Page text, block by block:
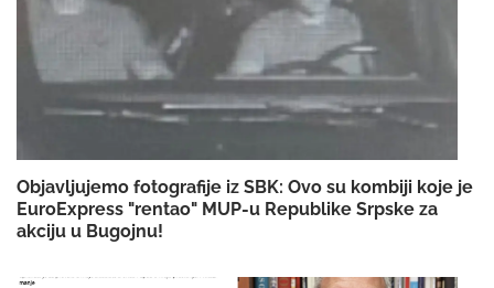
Objavljujemo fotografije iz SBK: Ovo su kombiji koje je
EuroExpress "rentao" MUP-u Republike Srpske za
akciju u Bugojnu!